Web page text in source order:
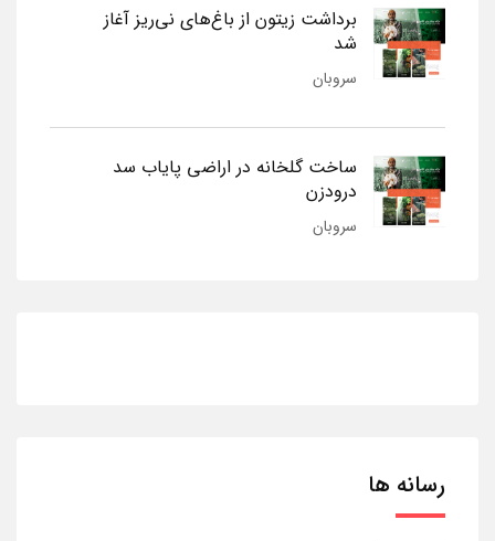
برداشت زیتون از باغ‌های نی‌ریز آغاز
شد
سروبان
ساخت گلخانه در اراضی پایاب سد
درودزن
سروبان
رسانه ها